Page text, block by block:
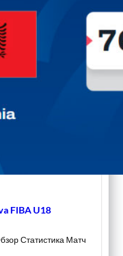
FIBA U18
Статистика Матч